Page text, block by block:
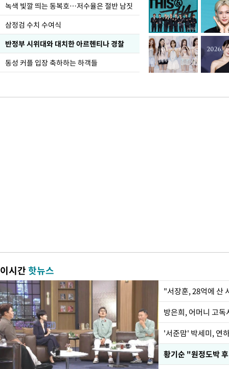
녹색 빛깔 띄는 동복호…저수율은 절반 남짓
삼정검 수치 수여식
반정부 시위대와 대치한 아르헨티나 경찰
동성 커플 입장 축하하는 하객들
이시간핫뉴스
"서장훈, 28억에 산
방은희, 어머니 고
'서준맘' 박세미, 연
황기순 "원정도박